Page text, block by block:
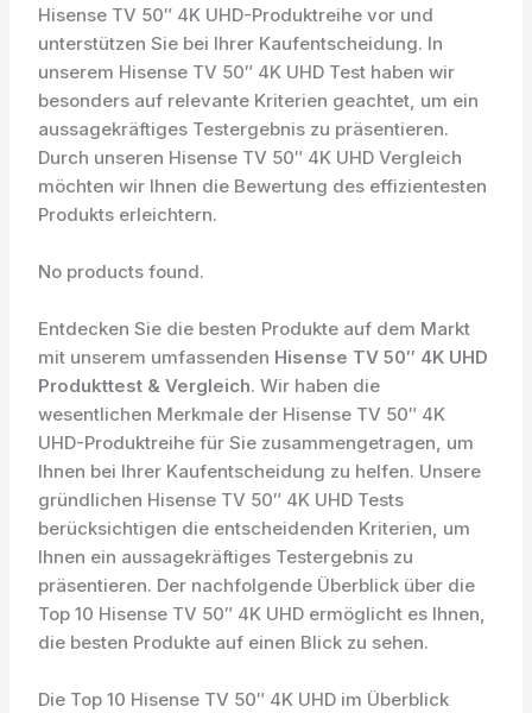
Hisense TV 50″ 4K UHD-Produktreihe vor und
unterstützen Sie bei Ihrer Kaufentscheidung. In
unserem Hisense TV 50″ 4K UHD Test haben wir
besonders auf relevante Kriterien geachtet, um ein
aussagekräftiges Testergebnis zu präsentieren.
Durch unseren Hisense TV 50″ 4K UHD Vergleich
möchten wir Ihnen die Bewertung des effizientesten
Produkts erleichtern.
No products found.
Entdecken Sie die besten Produkte auf dem Markt
mit unserem umfassenden Hisense TV 50″ 4K UHD
Produkttest & Vergleich. Wir haben die
wesentlichen Merkmale der Hisense TV 50″ 4K
UHD-Produktreihe für Sie zusammengetragen, um
Ihnen bei Ihrer Kaufentscheidung zu helfen. Unsere
gründlichen Hisense TV 50″ 4K UHD Tests
berücksichtigen die entscheidenden Kriterien, um
Ihnen ein aussagekräftiges Testergebnis zu
präsentieren. Der nachfolgende Überblick über die
Top 10 Hisense TV 50″ 4K UHD ermöglicht es Ihnen,
die besten Produkte auf einen Blick zu sehen.
Die Top 10 Hisense TV 50″ 4K UHD im Überblick